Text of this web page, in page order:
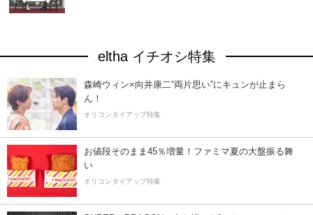
eltha イチオシ特集
森崎ウィン×向井康二“両片思い”にキュンが止まら
ん！
オリコンタイアップ特集
お値段そのまま45％増量！ファミマ夏の大盤振る舞
い
オリコンタイアップ特集